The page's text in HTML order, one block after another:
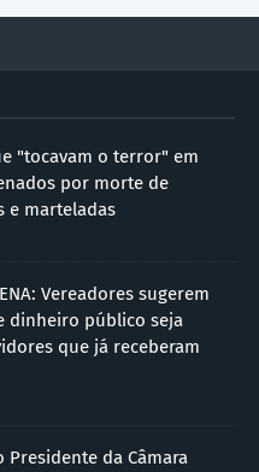
"tocavam o terror" em
por morte de
e marteladas
Vereadores sugerem
dinheiro público seja
que já receberam
Presidente da Câmara